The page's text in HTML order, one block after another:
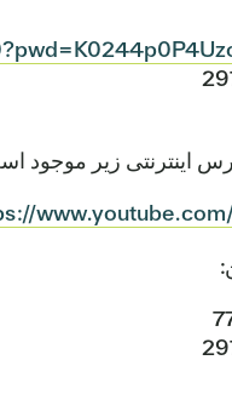
اینترنتی زیر موجود